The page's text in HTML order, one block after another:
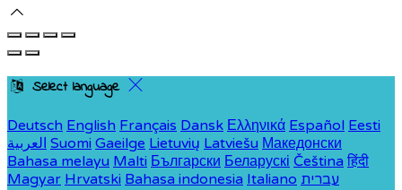
Select language
Deutsch English Français Dansk Ελληνικά Español Eesti
العربية Suomi Gaeilge Lietuvių Latviešu Македонски
Bahasa melayu Malti Български Беларускі Čeština हिंदी
Magyar Hrvatski Bahasa indonesia Italiano עברית